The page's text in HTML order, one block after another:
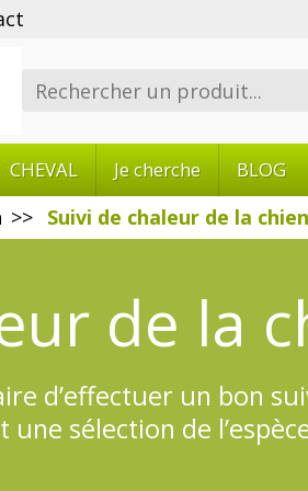
CHEVAL Je cherche BLOG
Suivi de chaleur de la
de la
d’effectuer un bon
sélection de
infertilité